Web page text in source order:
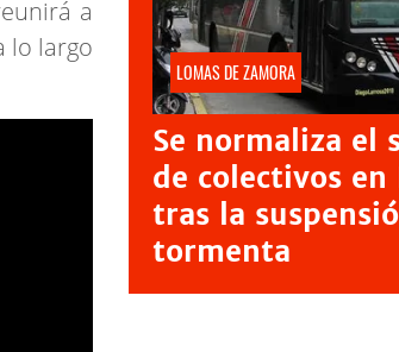
a
lo largo
LOMAS DE ZAMORA
Se normaliza el
de colectivos en
tras la
tormenta